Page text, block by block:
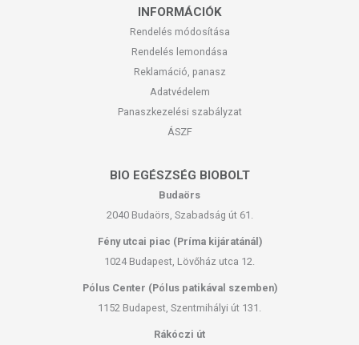
INFORMÁCIÓK
Rendelés módosítása
Rendelés lemondása
Reklamáció, panasz
Adatvédelem
Panaszkezelési szabályzat
ÁSZF
BIO EGÉSZSÉG BIOBOLT
Budaörs
2040 Budaörs, Szabadság út 61.
Fény utcai piac (Príma kijáratánál)
1024 Budapest, Lövőház utca 12.
Pólus Center (Pólus patikával szemben)
1152 Budapest, Szentmihályi út 131.
Rákóczi út